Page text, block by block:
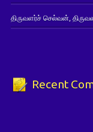
திருவளர்ச் செல்வன்,
Recent